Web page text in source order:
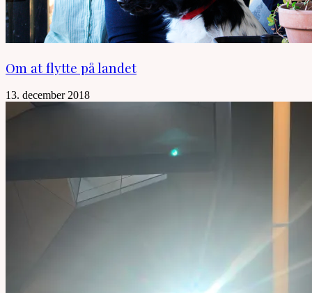
Om at flytte på landet
13. december 2018